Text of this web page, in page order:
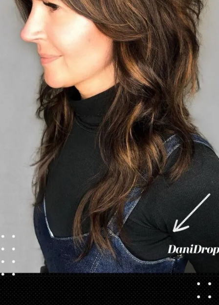
Abriendo...